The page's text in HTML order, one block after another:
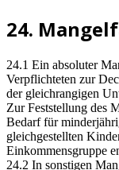
24.
24.1 Ein absoluter
Verpflichteten zur
der gleichrangigen
Zur Feststellung des
Bedarf für
gleichgestellten
Einkommensgruppe
24.2 In sonstigen